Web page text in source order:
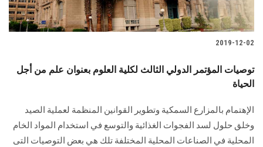
2019-12-02
توصيات المؤتمر الدولي الثالث لكلية العلوم بعنوان علم من أجل
الحياة
الإهتمام بالمزارع السمكية وتطوير القوانين المنظمة لعملية الصيد
وخلق حلول لسد الفجوات الغذائية والتوسع في استخدام المواد الخام
المحلية في الصناعات المحلية المختلفة تلك هي بعض التوصيات التى